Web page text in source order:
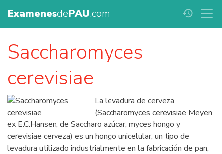
ExamenesdePAU.com history
Saccharomyces
cerevisiae
La levadura de cerveza
(Saccharomyces cerevisiae Meyen
ex E.C.Hansen, de Saccharo azúcar, myces hongo y
cerevisiae cerveza) es un hongo unicelular, un tipo de
levadura utilizado industrialmente en la fabricación de pan,